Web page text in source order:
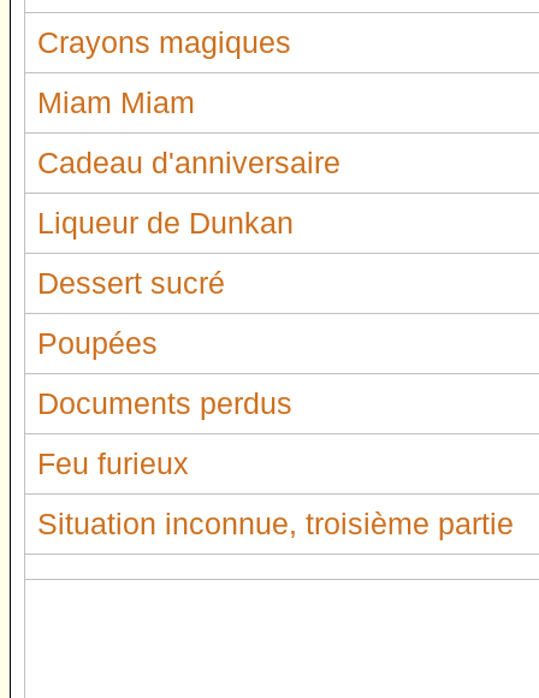
Crayons magiques
Miam Miam
Cadeau d'anniversaire
Liqueur de Dunkan
Dessert sucré
Poupées
Documents perdus
Feu furieux
Situation inconnue, troisième partie